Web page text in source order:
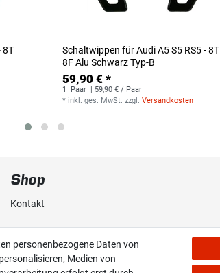
8T
Schaltwippen für Audi A5 S5 RS5 - 8T
8F Alu Schwarz Typ-B
59,90 € *
1 Paar
| 59,90 € / Paar
* inkl. ges. MwSt. zzgl.Versandkosten
Shop
Kontakt
Widerrufs­recht
personenbezogene Daten von
Medien von